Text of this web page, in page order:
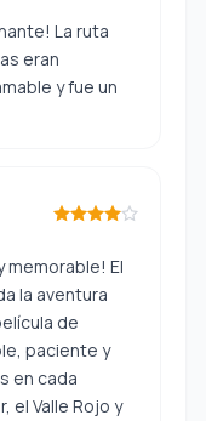
La ruta
eran
y fue un
memorable! El
la aventura
de
paciente y
en cada
el Valle Rojo y